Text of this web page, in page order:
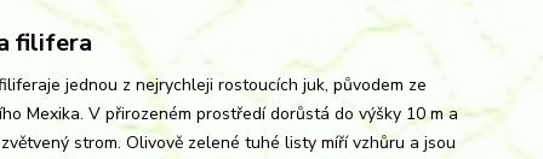
filifera
jednou z nejrychleji rostoucích juk, původem ze
Mexika. V přirozeném prostředí dorůstá do výšky 10 m a
strom. Olivově zelené tuhé listy míří vzhůru a jsou